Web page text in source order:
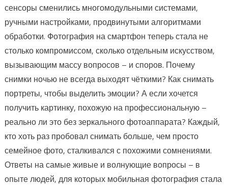
сенсоры сменились многомодульными системами,
ручными настройками, продвинутыми алгоритмами
обработки. Фотография на смартфон теперь стала не
столько компромиссом, сколько отдельным искусством,
вызывающим массу вопросов – и споров. Почему
снимки ночью не всегда выходят чёткими? Как снимать
портреты, чтобы выделить эмоции? А если хочется
получить картинку, похожую на профессиональную –
реально ли это без зеркального фотоаппарата? Каждый,
кто хоть раз пробовал снимать больше, чем просто
семейное фото, сталкивался с похожими сомнениями.
Ответы на самые живые и волнующие вопросы – в
опыте людей, для которых мобильная фотография стала